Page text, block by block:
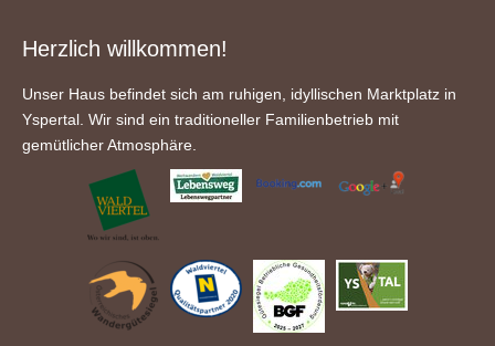
Herzlich willkommen!
Unser Haus befindet sich am ruhigen, idyllischen Marktplatz in
Yspertal. Wir sind ein traditioneller Familienbetrieb mit
gemütlicher Atmosphäre.